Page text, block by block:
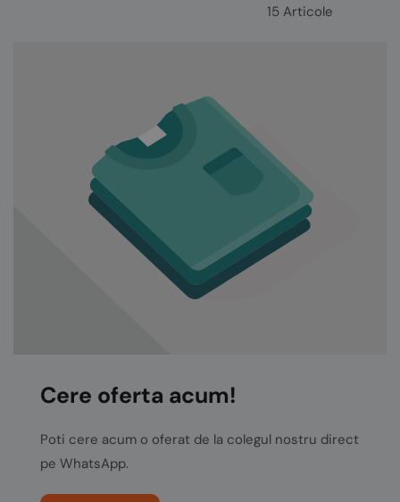
15 Articole
Cere oferta acum!
Poti cere acum o oferat de la colegul nostru direct
pe WhatsApp.